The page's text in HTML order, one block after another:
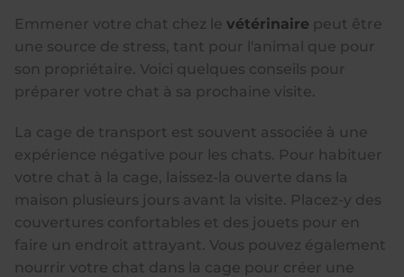
Emmener votre chat chez le vétérinaire peut être
une source de stress, tant pour l'animal que pour
son propriétaire. Voici quelques conseils pour
préparer votre chat à sa prochaine visite.
La cage de transport est souvent associée à une
expérience négative pour les chats. Pour habituer
votre chat à la cage, laissez-la ouverte dans la
maison plusieurs jours avant la visite. Placez-y des
couvertures confortables et des jouets pour en
faire un endroit attrayant. Vous pouvez également
nourrir votre chat dans la cage pour créer une